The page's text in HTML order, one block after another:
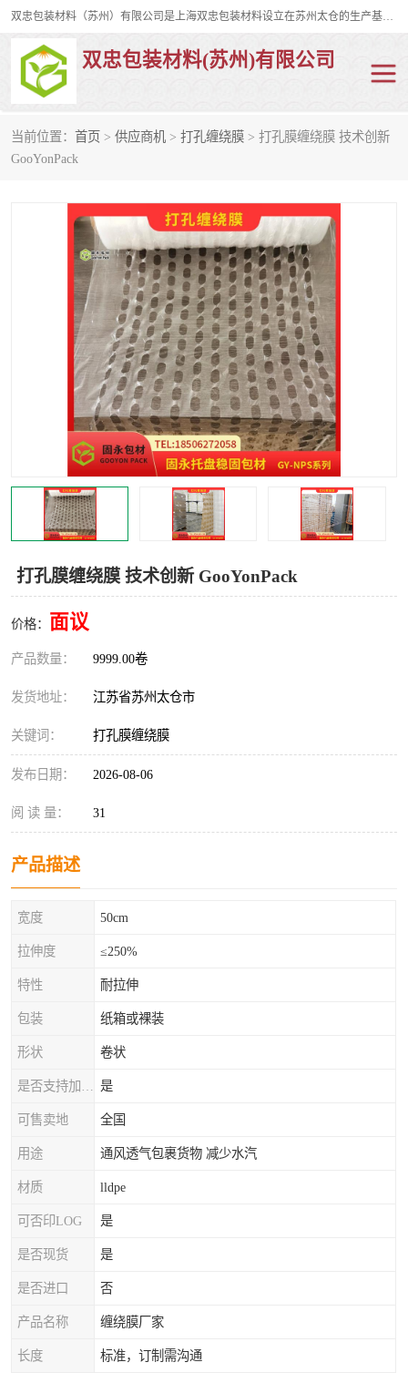
双忠包装材料（苏州）有限公司是上海双忠包装材料设立在苏州太仓的生产基地，占地约2万平米，产品主要有打孔缠绕膜，拉伸蜂窝纸，集装箱充气袋，滑托板，打包带，裹包网兜，防滑纸等箱体和托盘的运输和保护性包材。固永包材®，GooYon Pack®，是我们保护性包装材料的专属品牌。
双忠包装材料(苏州)有限公司
当前位置： 首页 > 供应商机 > 打孔缠绕膜 > 打孔膜缠绕膜 技术创新
GooYonPack
打孔膜缠绕膜 技术创新 GooYonPack
价格： 面议
产品数量： 9999.00卷
发货地址： 江苏省苏州太仓市
关键词： 打孔膜缠绕膜
发布日期： 2026-08-06
阅 读 量： 31
产品描述
宽度 50cm
拉伸度 ≤250%
特性 耐拉伸
包装 纸箱或裸装
形状 卷状
是
可售卖地 全国
用途 通风透气包裹货物 减少水汽
材质 lldpe
可否印LOG 是
是否现货 是
是否进口 否
产品名称 缠绕膜厂家
长度 标准，订制需沟通
打孔缠绕膜
裹包网兜 纤维打包带
充气袋
缠绕膜
托盘裹包网兜
托盘捆绑带